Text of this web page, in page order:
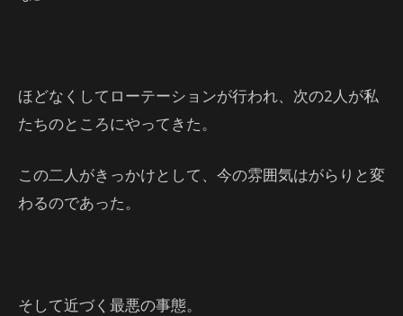
ほどなくしてローテーションが行われ、次の2人が私
たちのところにやってきた。
この二人がきっかけとして、今の雰囲気はがらりと変
わるのであった。
そして近づく最悪の事態。